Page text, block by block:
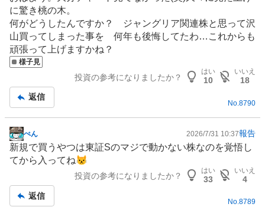
示
板
記
事
に驚き桃の木。
何がどうしたんですか？ ジャングリア関連株と思って沢
山買ってしまった事を 何年も後悔してたわ…これからも
頑張って上げますかね？
様子見
投資の参考になりましたか？
はい
10
いいえ
18
返信
No. 8790
掲
示
板
ぺん 2026/7/31 10:37報告
新規で買うやつは東証Sのマジで動かない株なのを覚悟し
てから入ってね😾
投資の参考になりましたか？
はい
33
いいえ
4
返信
No.8789